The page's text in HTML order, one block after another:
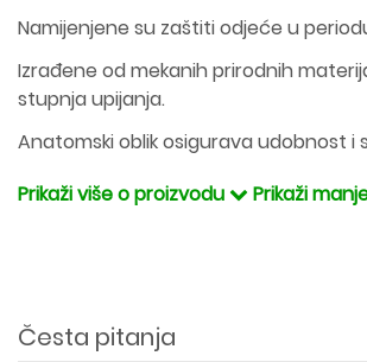
Namijenjene su zaštiti odjeće u
Izrađene od mekanih prirodnih
stupnja upijanja.
Anatomski oblik osigurava udobnost i
Prikaži više o proizvodu
Prikaži
Česta pitanja